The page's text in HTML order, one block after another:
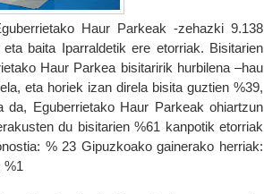
Haur Parkeak -zehazki 9.138
baita Iparraldetik ere etorriak. Bisitarien
Haur Parkea bisitaririk hurbilena –hau
eta horiek izan direla bisita guztien %39,
Eguberrietako Haur Parkeak ohiartzun
du bisitarien %61 kanpotik etorriak
% 23 Gipuzkoako gainerako herriak:
%1